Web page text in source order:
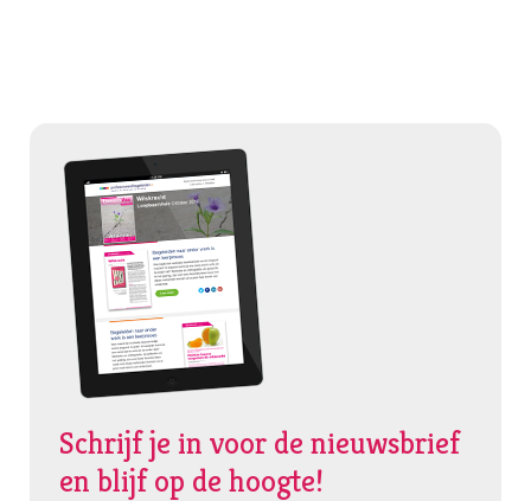
Schrijf je in voor de nieuwsbrief
en blijf op de hoogte!